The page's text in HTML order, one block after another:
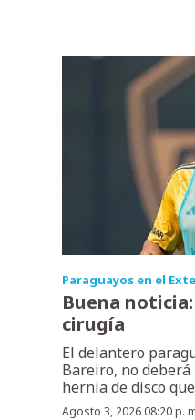
Paraguayos en el
Buena
cirugía
El delantero
Bareiro, no
hernia de disco
Agosto 3, 2026 08:20 p.